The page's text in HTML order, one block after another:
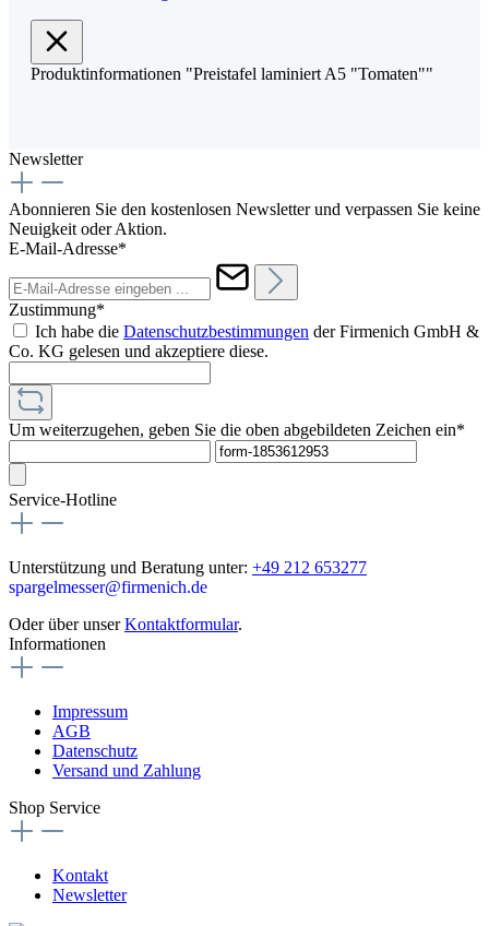
Produktinformationen "Preistafel laminiert A5 "Tomaten""
Newsletter
Abonnieren Sie den kostenlosen Newsletter und verpassen Sie keine
Neuigkeit oder Aktion.
E-Mail-Adresse*
Zustimmung*
Ich habe die Datenschutzbestimmungen der Firmenich GmbH &
Co. KG gelesen und akzeptiere diese.
Um weiterzugehen, geben Sie die oben abgebildeten Zeichen ein*
Service-Hotline
Unterstützung und Beratung unter: +49 212 653277
spargelmesser@firmenich.de
Oder über unserKontaktformular.
Informationen
Impressum
AGB
Datenschutz
Versand und Zahlung
Shop Service
Kontakt
Newsletter